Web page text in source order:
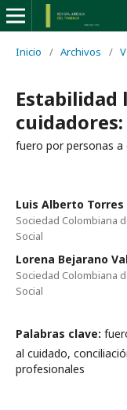
Inicio / Archivos /
Estabilidad
cuidadores:
fuero por personas a
Luis Alberto Torres
Sociedad Colombiana
Social
Lorena Bejarano
Sociedad Colombiana
Social
Palabras clave:
al cuidado,
profesionales